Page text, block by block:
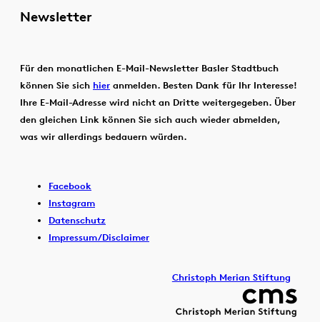
Newsletter
Für den monatlichen E-Mail-Newsletter Basler Stadtbuch
können Sie sich hier anmelden. Besten Dank für Ihr Interesse!
Ihre E-Mail-Adresse wird nicht an Dritte weitergegeben. Über
den gleichen Link können Sie sich auch wieder abmelden,
was wir allerdings bedauern würden.
Facebook
Instagram
Datenschutz
Impressum/Disclaimer
Christoph Merian Stiftung